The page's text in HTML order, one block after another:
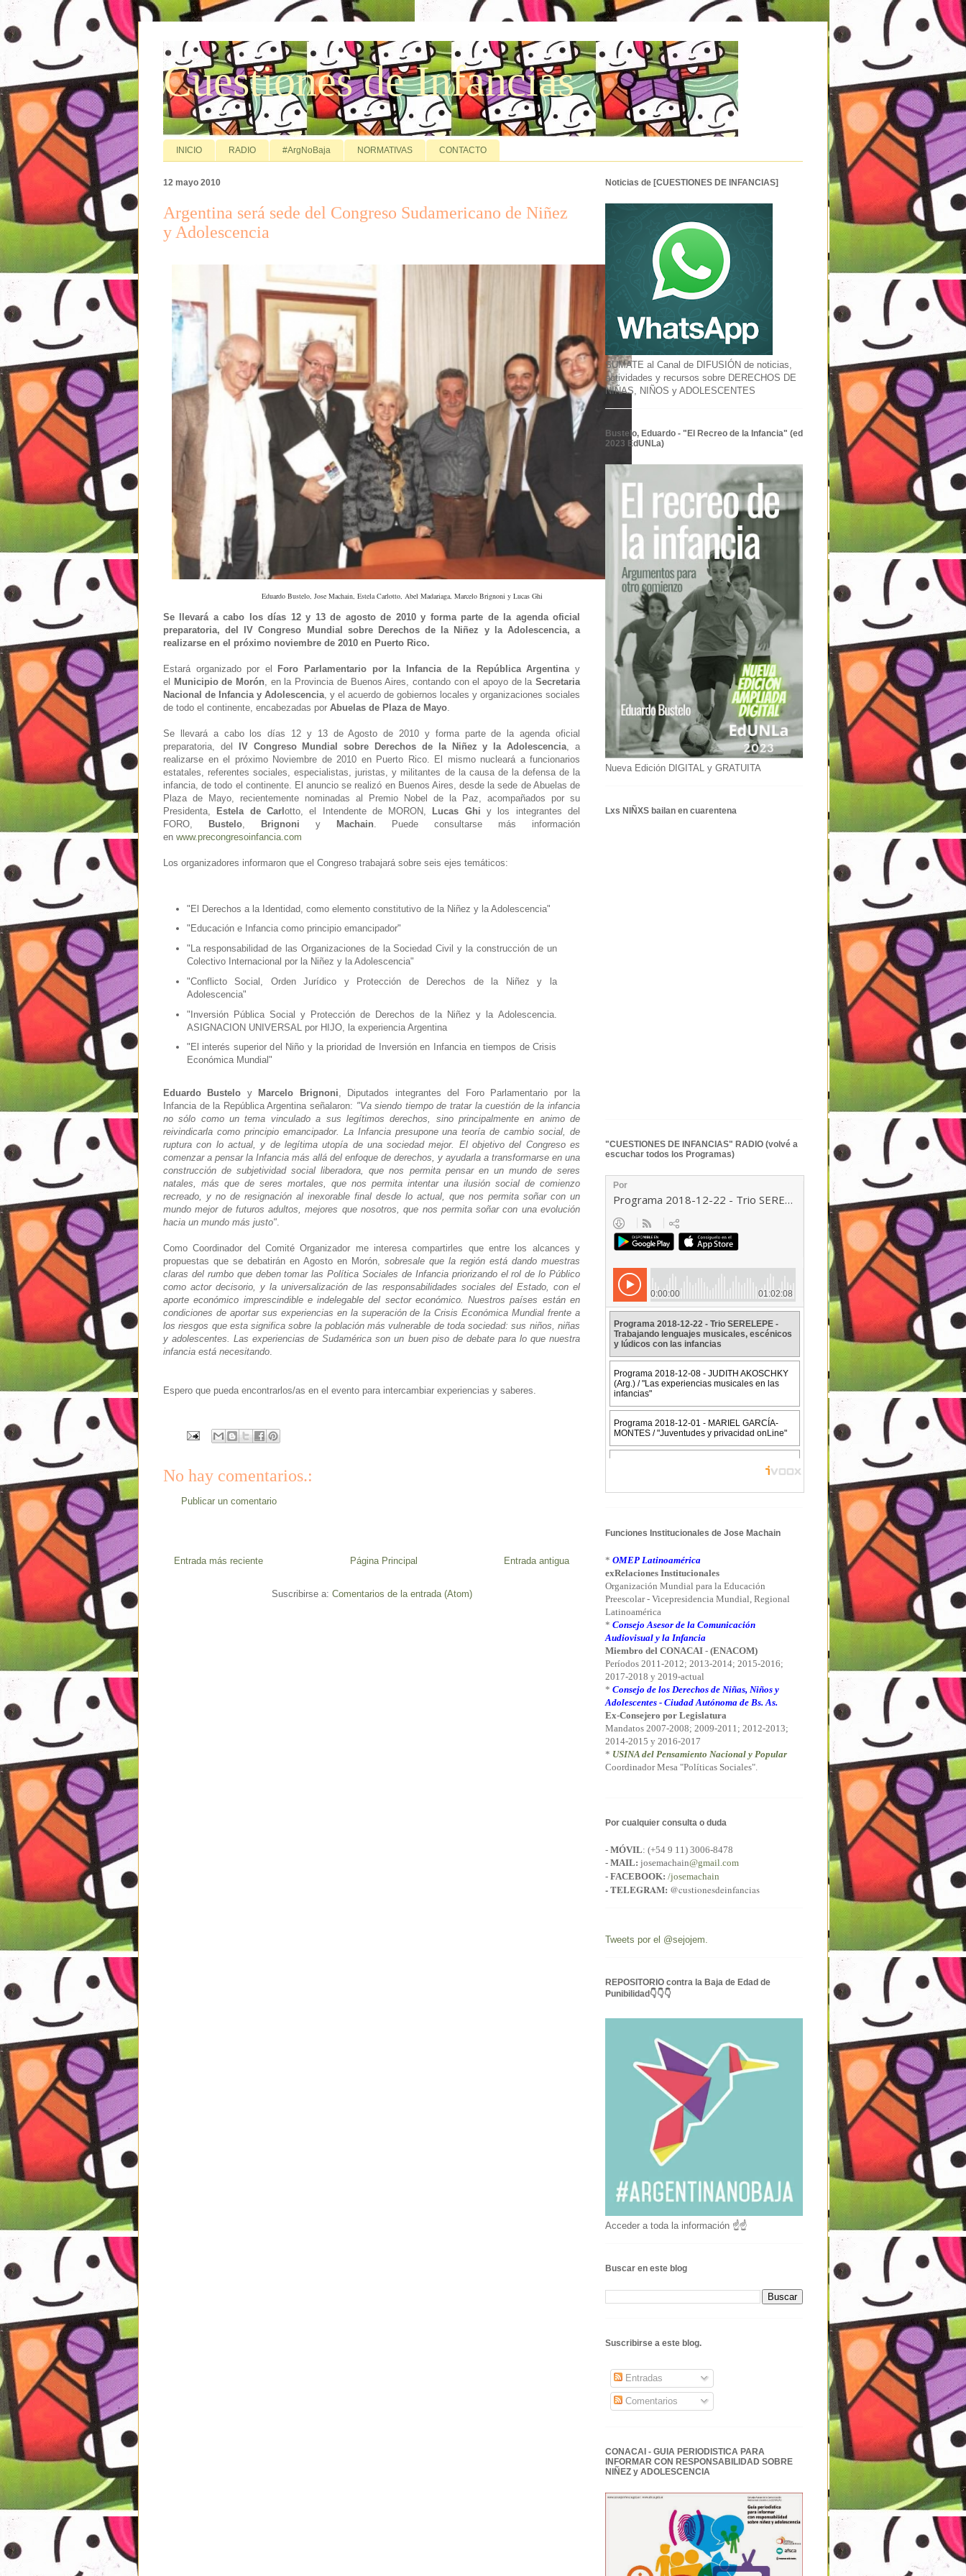
Cuestiones de Infancias
INICIO RADIO #ArgNoBaja NORMATIVAS CONTACTO
12 mayo 2010
Argentina será sede del Congreso Sudamericano de Niñez
y Adolescencia
Eduardo Bustelo, Jose Machain, Estela Carlotto, Abel Madariaga, Marcelo Brignoni y Lucas Ghi
Se llevará a cabo los días 12 y 13 de agosto de 2010 y forma parte de la agenda oficial
preparatoria, del IV Congreso Mundial sobre Derechos de la Niñez y la Adolescencia, a
realizarse en el próximo noviembre de 2010 en Puerto Rico.
Estará organizado por el Foro Parlamentario por la Infancia de la República Argentina y
el
Municipio de Morón , en la Provincia de Buenos Aires, contando con el apoyo de la Secretaria
Nacional de Infancia y Adolescencia , y el acuerdo de gobiernos locales y organizaciones sociales
de todo el continente, encabezadas por Abuelas de Plaza de Mayo
Se llevará a cabo los días 12 y 13 de Agosto de 2010 y forma parte de la agenda oficial
preparatoria, del
IV Congreso Mundial sobre Derechos de la Niñez y la Adolescencia , a
realizarse en el próximo Noviembre de 2010 en Puerto Rico. El mismo nucleará a funcionarios
estatales, referentes sociales, especialistas, juristas, y militantes de la causa de la defensa de la
infancia, de todo el continente. El anuncio se realizó en Buenos Aires, desde la sede de Abuelas de
Plaza de Mayo, recientemente nominadas al Premio Nobel de la Paz, acompañados por su
Presidenta,
Estela de Carl otto, el Intendente de MORON, Lucas Ghi y los integrantes del
FORO,
Bustelo, Brignoni y Machain . Puede consultarse más información
en www.precongresoinfancia.com
Los organizadores informaron que el Congreso trabajará sobre seis ejes temáticos:
"El Derechos a la Identidad, como elemento constitutivo de la Niñez y la Adolescencia"
"Educación e Infancia como principio emancipador"
"La responsabilidad de las Organizaciones de la Sociedad Civil y la construcción de un
Colectivo Internacional por la Niñez y la Adolescencia"
"Conflicto Social, Orden Jurídico y Protección de Derechos de la Niñez y la
Adolescencia"
"Inversión Pública Social y Protección de Derechos de la Niñez y la Adolescencia.
ASIGNACION UNIVERSAL por HIJO, la experiencia Argentina
"El interés superior del Niño y la prioridad de Inversión en Infancia en tiempos de Crisis
Económica Mundial"
Eduardo Bustelo y Marcelo Brignoni, Diputados integrantes del Foro Parlamentario por la
Infancia de la República Argentina señalaron: "Va siendo tiempo de tratar la cuestión de la infancia
no sólo como un tema vinculado a sus legítimos derechos, sino principalmente en animo de
reivindicarla como principio emancipador. La Infancia presupone una teoría de cambio social, de
ruptura con lo actual, y de legítima utopía de una sociedad mejor. El objetivo del Congreso es
comenzar a pensar la Infancia más allá del enfoque de derechos, y ayudarla a transformarse en una
construcción de subjetividad social liberadora, que nos permita pensar en un mundo de seres
natales, más que de seres mortales, que nos permita intentar una ilusión social de comienzo
recreado, y no de resignación al inexorable final desde lo actual, que nos permita soñar con un
mundo mejor de futuros adultos, mejores que nosotros, que nos permita soñar con una evolución
hacia un mundo más justo".
Como Coordinador del Comité Organizador me interesa compartirles que entre los alcances y
propuestas que se debatirán en Agosto en Morón, sobresale que la región está dando muestras
claras del rumbo que deben tomar las Política Sociales de Infancia priorizando el rol de lo Público
como actor decisorio, y la universalización de las responsabilidades sociales del Estado, con el
aporte económico imprescindible e indelegable del sector económico. Nuestros países están en
condiciones de aportar sus experiencias en la superación de la Crisis Económica Mundial frente a
los riesgos que esta significa sobre la población más vulnerable de toda sociedad: sus niños, niñas
y adolescentes. Las experiencias de Sudamérica son un buen piso de debate para lo que nuestra
infancia está necesitando.
Espero que pueda encontrarlos/as en el evento para intercambiar experiencias y saberes.
No hay comentarios.:
Publicar un comentario
Entrada más reciente Entrada antigua
Página Principal
Suscribirse a: Comentarios de la entrada (Atom)
Noticias de [CUESTIONES DE INFANCIAS]
SUMATE al Canal de DIFUSIÓN de noticias,
actividades y recursos sobre DERECHOS DE
NIÑAS, NIÑOS y ADOLESCENTES
Bustelo, Eduardo - "El Recreo de la Infancia" (ed
2023 EdUNLa)
Nueva Edición DIGITAL y GRATUITA
Lxs NIÑXS bailan en cuarentena
"CUESTIONES DE INFANCIAS" RADIO (volvé a
escuchar todos los Programas)
Funciones Institucionales de Jose Machain
* OMEP Latinoamérica
exRelaciones Institucionales
Organización Mundial para la Educación
Preescolar - Vicepresidencia Mundial, Regional
Latinoamérica
* Consejo Asesor de la Comunicación
Audiovisual y la Infancia
Miembro del CONACAI - (ENACOM)
Períodos 2011-2012; 2013-2014; 2015-2016;
2017-2018 y 2019-actual
* Consejo de los Derechos de Niñas, Niños y
Adolescentes - Ciudad Autónoma de Bs. As.
Ex-Consejero por Legislatura
Mandatos 2007-2008; 2009-2011; 2012-2013;
2014-2015 y 2016-2017
* USINA del Pensamiento Nacional y Popular
Coordinador Mesa "Políticas Sociales".
Por cualquier consulta o duda
- MÓVIL: (+54 9 11) 3006-8478
- MAIL: josemachain@gmail.com
- FACEBOOK: /josemachain
- TELEGRAM: @custionesdeinfancias
Tweets por el @sejojem.
REPOSITORIO contra la Baja de Edad de
Punibilidad👇👇👇
Acceder a toda la información ☝☝
Buscar en este blog
Suscribirse a este blog.
Entradas
Comentarios
CONACAI - GUIA PERIODISTICA PARA
INFORMAR CON RESPONSABILIDAD SOBRE
NIÑEZ y ADOLESCENCIA